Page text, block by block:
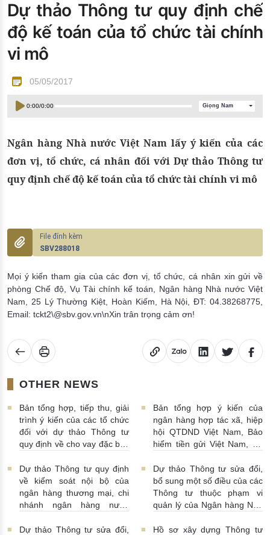
Đào tạo ISO
Dự thảo Thông tư quy định chế
độ kế toán của tổ chức tài chính
vi mô
05/05/2017
0:00/0:00 Giọng Nam
Ngân hàng Nhà nước Việt Nam lấy ý kiến của các
đơn vị, tổ chức, cá nhân đối với Dự thảo Thông tư
quy định chế độ kế toán của tổ chức tài chính vi mô
SBV288018
Mọi ý kiến tham gia của các đơn vị, tổ chức, cá nhân xin gửi về
phòng Chế độ, Vụ Tài chính kế toán, Ngân hàng Nhà nước Việt
Nam, 25 Lý Thường Kiệt, Hoàn Kiếm, Hà Nội, ĐT: 04.38268775,
Email: tckt2\@sbv.gov.vn\nXin trân trọng cảm ơn!
OTHER NEWS
Bản tổng hợp, tiếp thu, giải
trình ý kiến của các tổ chức
đối với dự thảo Thông tư
quy định về cho vay đặc biệt
31/10/2025 | 10:00:00
Bản tổng hợp ý kiến của
ngân hàng hợp tác xã, hiệp
hội QTDND Việt Nam, Bảo
hiểm tiền gửi Việt Nam, Tổ
dự thảo Thông tư quy định
về hệ thống kiểm soát nội
bộ của tổ chức tín dụng là
hợp tác xã, tổ chức tài chính
Dự thảo Thông tư quy định
về kiểm soát nội bộ của
ngân hàng thương mại, chi
nhánh ngân hàng nước
Dự thảo Thông tư sửa đổi,
bổ sung một số điều của các
Thông tư thuộc phạm vi
quản lý của Ngân hàng Nhà
đến cắt giảm, đơn giản hóa
Dự thảo Thông tư sửa đổi,
Hồ sơ xây dựng Thông tư